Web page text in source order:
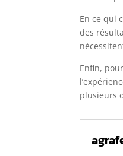
En ce qui
des
Enfin,
plusieurs